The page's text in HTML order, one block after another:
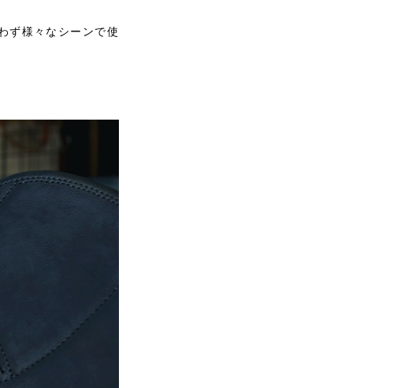
ず様々なシーンで使